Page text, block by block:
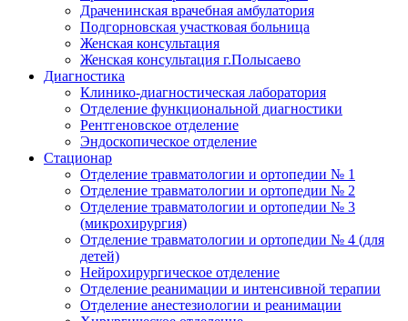
Драченинская врачебная амбулатория
Подгорновская участковая больница
Женская консультация
Женская консультация г.Полысаево
Диагностика
Клинико-диагностическая лаборатория
Отделение функциональной диагностики
Рентгеновское отделение
Эндоскопическое отделение
Стационар
Отделение травматологии и ортопедии № 1
Отделение травматологии и ортопедии № 2
Отделение травматологии и ортопедии № 3
(микрохирургия)
Отделение травматологии и ортопедии № 4 (для
детей)
Нейрохирургическое отделение
Отделение реанимации и интенсивной терапии
Отделение анестезиологии и реанимации